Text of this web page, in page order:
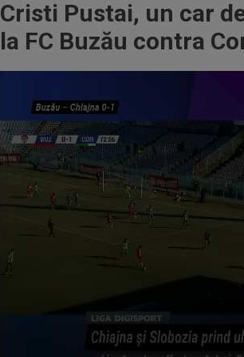
Cristi Pustai, un car
la FC Buzău contra